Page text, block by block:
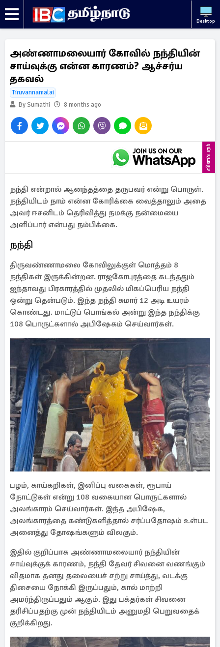
Desktop
அண்ணாமலையார் கோவில் நந்தியின்
சாய்வுக்கு என்ன காரணம்? ஆச்சர்ய
தகவல்
Tiruvannamalai
By Sumathi
8 months ago
விளம்பரம்
நந்தி என்றால் ஆனந்தத்தை தருபவர் என்று பொருள்.
நந்தியிடம் நாம் என்ன கோரிக்கை வைத்தாலும் அதை
அவர் ஈசனிடம் தெரிவித்து நமக்கு நன்மையை
அளிப்பார் என்பது நம்பிக்கை.
நந்தி
திருவண்ணாமலை கோவிலுக்குள் மொத்தம் 8
நந்திகள் இருக்கின்றன. ராஜகோபுரத்தை கடந்ததும்
ஐந்தாவது பிரகாரத்தில் முதலில் மிகப்பெரிய நந்தி
ஒன்று தென்படும். இந்த நந்தி சுமார் 12 அடி உயரம்
கொண்டது. மாட்டுப் பொங்கல் அன்று இந்த நந்திக்கு
108 பொருட்களால் அபிஷேகம் செய்வார்கள்.
பழம், காய்கறிகள், இனிப்பு வகைகள், ரூபாய்
நோட்டுகள் என்று 108 வகையான பொருட்களால்
அலங்காரம் செய்வார்கள். இந்த அபிஷேக,
அலங்காரத்தை கண்டுகளித்தால் சர்ப்பதோஷம் உள்பட
அனைத்து தோஷங்களும் விலகும்.
இதில் குறிப்பாக அண்ணாமலையார் நந்தியின்
சாய்வுக்குக் காரணம், நந்தி தேவர் சிவனை வணங்கும்
விதமாக தனது தலையைச் சற்று சாய்த்து, வடக்கு
திசையை நோக்கி இருப்பதும், கால் மாற்றி
அமர்ந்திருப்பதும் ஆகும். இது பக்தர்கள் சிவனை
தரிசிப்பதற்கு முன் நந்தியிடம் அனுமதி பெறுவதைக்
குறிக்கிறது.